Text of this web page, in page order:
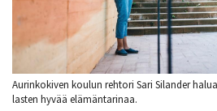
Aurinkokiven koulun rehtori Sari Silander
lasten hyvää elämäntarinaa.